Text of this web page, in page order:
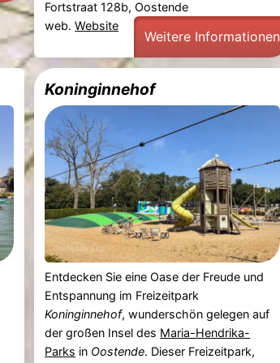
Fortstraat 128b, Oostende
web.Website
Weitere Informationen
Koninginnehof
Entdecken Sie eine Oase der Freude und
Entspannung im Freizeitpark
Koninginnehof, wunderschön gelegen auf
der großen Insel des Maria-Hendrika-
Parks in Oostende. Dieser Freizeitpark,